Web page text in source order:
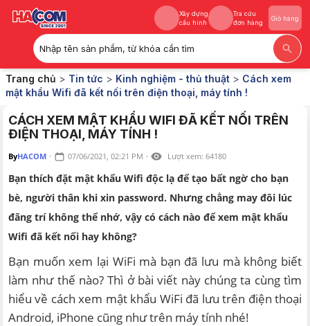
Xây dựng
cấu hình
Tra cứu
đơn hàng
Giỏ hàng
Nhập tên sản phẩm, từ khóa cần tìm
Xây dựng
cấu hình
Tra cứu
đơn hàng
Trang chủ > Tin tức > Kinh nghiệm - thủ thuật > Cách xem
mật khẩu Wifi đã kết nối trên điện thoại, máy tính !
CÁCH XEM MẬT KHẨU WIFI ĐÃ KẾT NỐI TRÊN
ĐIỆN THOẠI, MÁY TÍNH !
ByHACOM · 07/06/2021, 02:21 PM · Lượt xem: 64180
Bạn thích đặt mật khẩu Wifi độc lạ để tạo bất ngờ cho bạn
bè, người thân khi xin password. Nhưng chẳng may đôi lúc
đãng trí không thể nhớ, vậy có cách nào để xem mật khẩu
Wifi đã kết nối hay không?
Bạn muốn xem lại WiFi mà bạn đã lưu mà không biết
làm như thế nào? Thì ở bài viết này chúng ta cùng tìm
hiểu về cách xem mật khẩu WiFi đã lưu trên điện thoại
Android, iPhone cũng như trên máy tính nhé!